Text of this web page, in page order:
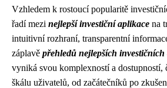
Vzhledem k rostoucí popularitě
řadí mezi nejlepší investiční aplikace na
intuitivní rozhraní, transparentní
záplavě přehledů nejlepších
vyniká svou komplexností a dostupností,
škálu uživatelů, od začátečníků po